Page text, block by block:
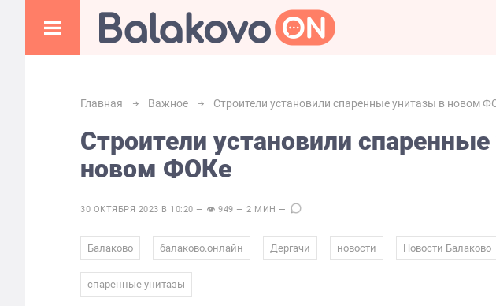
Главная Важное Строители установили спаренные унитазы в новом
Строители установили
новом ФОКе
30 ОКТЯБРЯ 2023 В 10:20 — 👁 949 — 2 МИН —
Балаково балаково.онлайн Дергачи новости Новости Балаково
спаренные унитазы